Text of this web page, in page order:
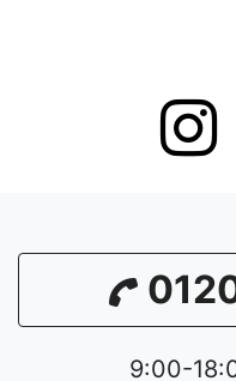
9:00-